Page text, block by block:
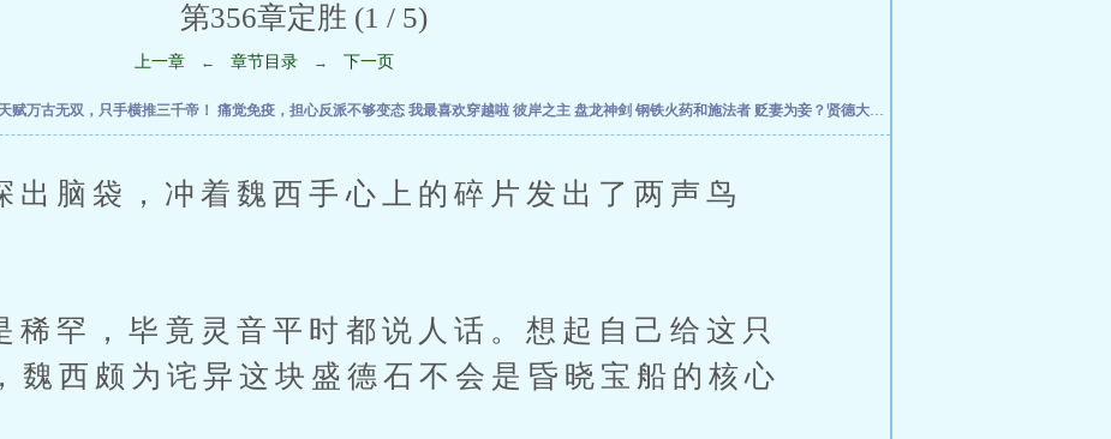
第356章定胜 (1 / 5)
上一章 ← 章节目录 → 下一页
天赋万古无双，只手横推三千帝！ 痛觉免疫，担心反派不够变态 我最喜欢穿越啦 彼岸之主 盘龙神剑 钢铁火药和施法者 贬妻为妾？贤德大妇她掀桌了
袋，冲着魏西手心上的碎片发出了两声鸟
，毕竟灵音平时都说人话。想起自己给这只
魏西颇为诧异这块盛德石不会是昏晓宝船的核心